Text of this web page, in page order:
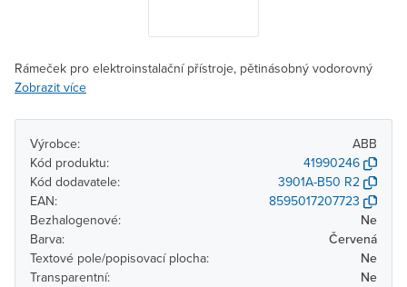
Rámeček pro elektroinstalační přístroje, pětinásobný vodorovný
Zobrazit více
Výrobce:
ABB
Kód produktu:
41990246
Kód dodavatele:
3901A-B50 R2
EAN:
8595017207723
Bezhalogenové:
Ne
Barva:
Červená
Textové pole/popisovací plocha:
Ne
Transparentní:
Ne